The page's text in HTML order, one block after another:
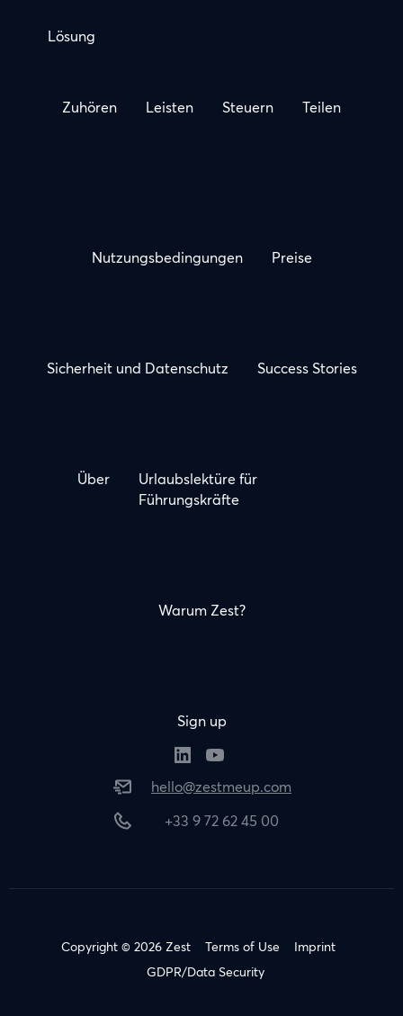
Lösung
Zuhören Leisten Steuern Teilen
Nutzungsbedingungen Preise
Sicherheit und Datenschutz Success Stories
Über
Urlaubslektüre für
Führungskräfte
Warum Zest?
Sign up
hello@zestmeup.com
+33 9 72 62 45 00
Copyright © 2026 Zest Terms of Use
Imprint
GDPR/Data Security